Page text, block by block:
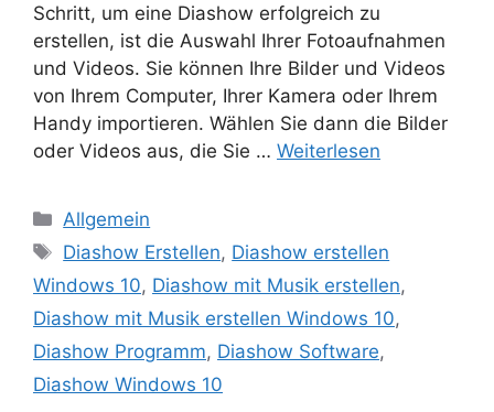
Schritt, um eine Diashow erfolgreich zu
erstellen, ist die Auswahl Ihrer Fotoaufnahmen
und Videos. Sie können Ihre Bilder und Videos
von Ihrem Computer, Ihrer Kamera oder Ihrem
Handy importieren. Wählen Sie dann die Bilder
oder Videos aus, die Sie … Weiterlesen
Kategorien
Allgemein
Schlagwörter
Diashow Erstellen, Diashow erstellen
Windows 10, Diashow mit Musik erstellen,
Diashow mit Musik erstellen Windows 10,
Diashow Programm, Diashow Software,
Diashow Windows 10